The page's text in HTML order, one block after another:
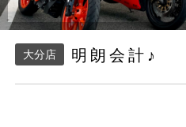
大分店 明朗会計♪